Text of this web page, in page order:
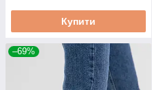
Купити
–69%